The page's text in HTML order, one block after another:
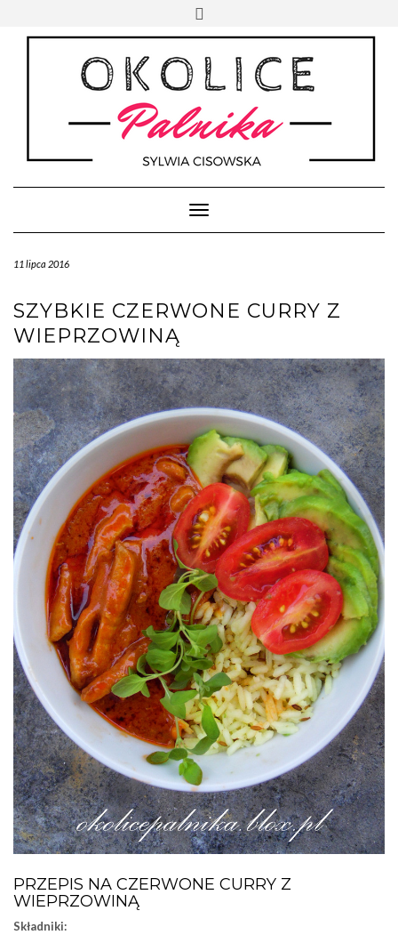
content
Toggle Navigation
11 lipca 2016
SZYBKIE CZERWONE CURRY Z
WIEPRZOWINĄ
PRZEPIS NA CZERWONE CURRY Z
WIEPRZOWINĄ
Składniki: